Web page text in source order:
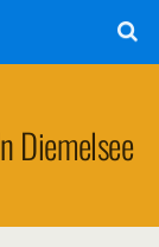
Diemelsee